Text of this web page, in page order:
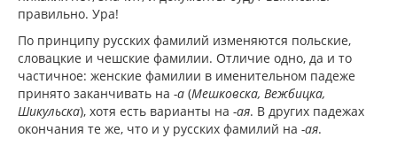
правильно. Ура!
По принципу русских фамилий изменяются польские,
словацкие и чешские фамилии. Отличие одно, да и то
частичное: женские фамилии в именительном падеже
принято заканчивать на -а (Мешковска, Вежбицка,
Шикульска), хотя есть варианты на -ая. В других падежах
окончания те же, что и у русских фамилий на -ая.